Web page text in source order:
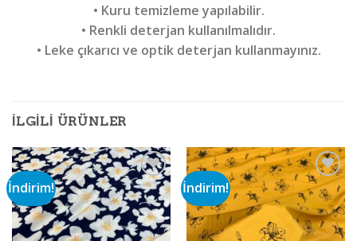
• Kuru temizleme yapılabilir.
• Renkli deterjan kullanılmalıdır.
• Leke çıkarıcı ve optik deterjan kullanmayınız.
İLGILI ÜRÜNLER
İndirim! İndirim!